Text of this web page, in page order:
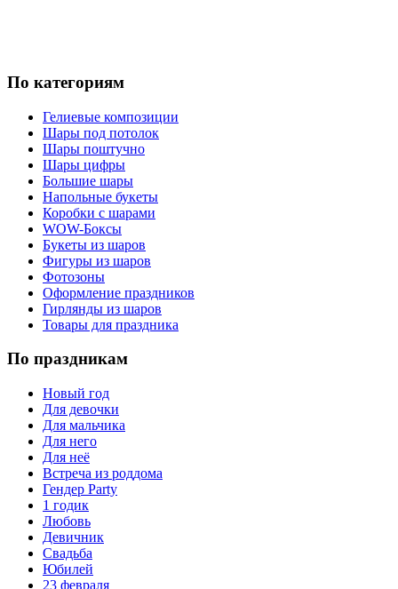
По категориям
Гелиевые композиции
Шары под потолок
Шары поштучно
Шары цифры
Большие шары
Напольные букеты
Коробки с шарами
WOW-Боксы
Букеты из шаров
Фигуры из шаров
Фотозоны
Оформление праздников
Гирлянды из шаров
Товары для праздника
По праздникам
Новый год
Для девочки
Для мальчика
Для него
Для неё
Встреча из роддома
Гендер Party
1 годик
Любовь
Девичник
Свадьба
Юбилей
23 февраля